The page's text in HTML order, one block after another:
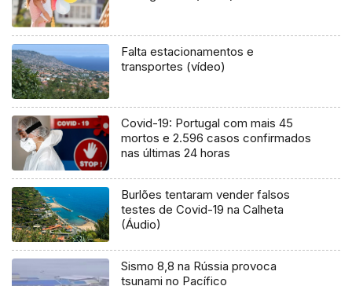
Falta estacionamentos e
transportes (vídeo)
Covid-19: Portugal com mais 45
mortos e 2.596 casos confirmados
nas últimas 24 horas
Burlões tentaram vender falsos
testes de Covid-19 na Calheta
(Áudio)
Sismo 8,8 na Rússia provoca
tsunami no Pacífico